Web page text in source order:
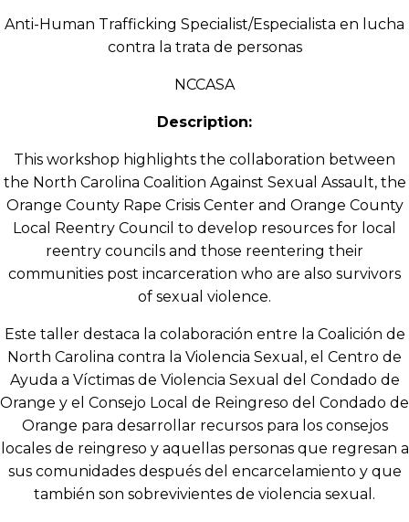
Anti-Human Trafficking Specialist/Especialista en lucha
contra la trata de personas
NCCASA
Description:
This workshop highlights the collaboration between
the North Carolina Coalition Against Sexual Assault, the
Orange County Rape Crisis Center and Orange County
Local Reentry Council to develop resources for local
reentry councils and those reentering their
communities post incarceration who are also survivors
of sexual violence.
Este taller destaca la colaboración entre la Coalición de
North Carolina contra la Violencia Sexual, el Centro de
Ayuda a Víctimas de Violencia Sexual del Condado de
Orange y el Consejo Local de Reingreso del Condado de
Orange para desarrollar recursos para los consejos
locales de reingreso y aquellas personas que regresan a
sus comunidades después del encarcelamiento y que
también son sobrevivientes de violencia sexual.